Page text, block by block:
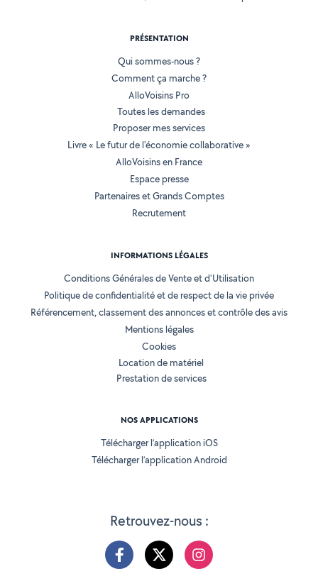
Retrouvez-nous :
PRÉSENTATION
Qui sommes-nous ?
Comment ça marche ?
AlloVoisins Pro
Toutes les demandes
Proposer mes services
Livre « Le futur de l'économie collaborative »
AlloVoisins en France
Espace presse
Partenaires et Grands Comptes
Recrutement
INFORMATIONS LÉGALES
Conditions Générales de Vente et d'Utilisation
Politique de confidentialité et de respect de la vie privée
Référencement, classement des annonces et contrôle des avis
Mentions légales
Cookies
Location de matériel
Prestation de services
NOS APPLICATIONS
Télécharger l’application iOS
Télécharger l’application Android